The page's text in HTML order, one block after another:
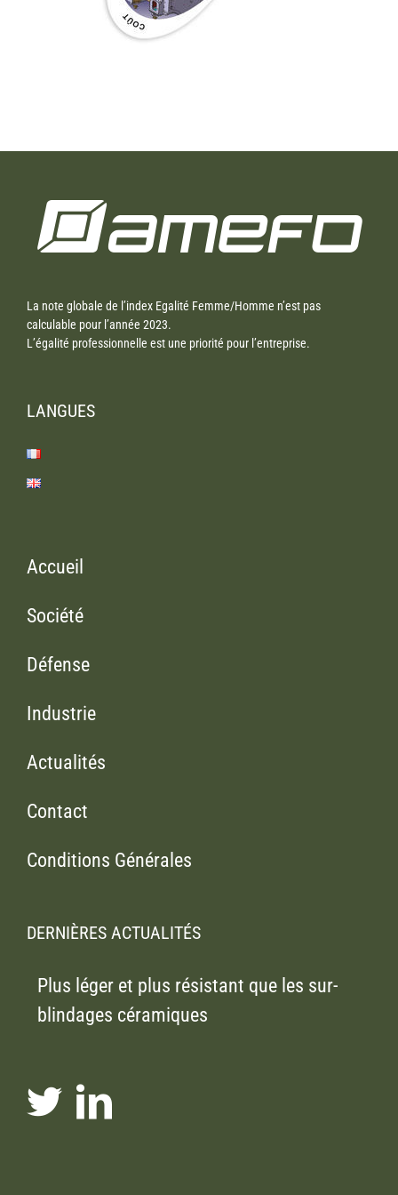
La note globale de l’index Egalité Femme/Homme n’est pas
calculable pour l’année 2023.
L’égalité professionnelle est une priorité pour l’entreprise.
LANGUES
Accueil
Société
Défense
Industrie
Actualités
Contact
Conditions Générales
DERNIÈRES ACTUALITÉS
Plus léger et plus résistant que les sur-
blindages céramiques